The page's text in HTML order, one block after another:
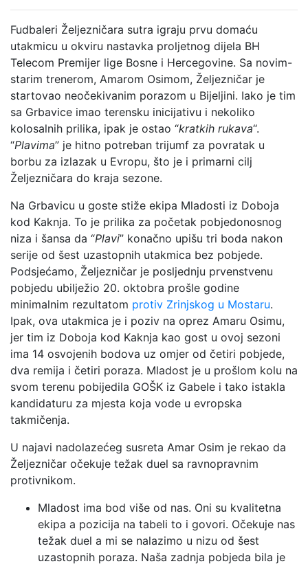
Fudbaleri Željezničara sutra igraju prvu domaću
utakmicu u okviru nastavka proljetnog dijela BH
Telecom Premijer lige Bosne i Hercegovine. Sa novim-
starim trenerom, Amarom Osimom, Željezničar je
startovao neočekivanim porazom u Bijeljini. Iako je tim
sa Grbavice imao terensku inicijativu i nekoliko
kolosalnih prilika, ipak je ostao “kratkih rukava“.
“Plavima” je hitno potreban trijumf za povratak u
borbu za izlazak u Evropu, što je i primarni cilj
Željezničara do kraja sezone.
Na Grbavicu u goste stiže ekipa Mladosti iz Doboja
kod Kaknja. To je prilika za početak pobjedonosnog
niza i šansa da “Plavi” konačno upišu tri boda nakon
serije od šest uzastopnih utakmica bez pobjede.
Podsjećamo, Željezničar je posljednju prvenstvenu
pobjedu ubilježio 20. oktobra prošle godine
minimalnim rezultatom protiv Zrinjskog u Mostaru.
Ipak, ova utakmica je i poziv na oprez Amaru Osimu,
jer tim iz Doboja kod Kaknja kao gost u ovoj sezoni
ima 14 osvojenih bodova uz omjer od četiri pobjede,
dva remija i četiri poraza. Mladost je u prošlom kolu na
svom terenu pobijedila GOŠK iz Gabele i tako istakla
kandidaturu za mjesta koja vode u evropska
takmičenja.
U najavi nadolazećeg susreta Amar Osim je rekao da
Željezničar očekuje težak duel sa ravnopravnim
protivnikom.
Mladost ima bod više od nas. Oni su kvalitetna
ekipa a pozicija na tabeli to i govori. Očekuje nas
težak duel a mi se nalazimo u nizu od šest
uzastopnih poraza. Naša zadnja pobjeda bila je